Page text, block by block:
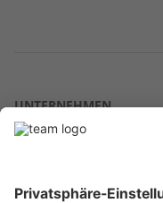
UNTERNEHMEN
Über uns
Karriere